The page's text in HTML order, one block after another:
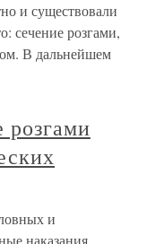
и существовали
сечение розгами,
В дальнейшем
розгами
и
наказания